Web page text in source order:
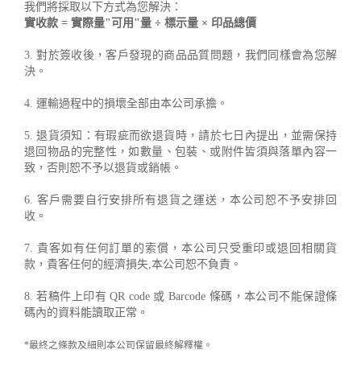
我們將採取以下方式為您解決：
實收款 = 實際量"可用"量 ÷ 標示量 × 印品總價
3. 對於簽收後，客戶發現的商品品質問題，我們同樣會為您解
決。
4. 運輸過程中的損壞全部由本公司承擔。
5. 退貨須知：有瑕疵而欲退貨時，請於七日內提出，並需保持
退回物品的完整性，如數量、包裝、或附件皆須與落單內容一
致，否則恕不予以退貨或銷帳。
6. 客戶需要自行安排所有退貨之運送，本公司恕不予安排回
收。
7. 貴客如有任何訂單的索償，本公司只受重印或退回相關貨
款，貴客任何的經濟損失,本公司恕不負責。
8. 若稿件上印有 QR code 或 Barcode 條碼，本公司不能保證條
碼內的資料能讀取正常。
*最終之條款及細則本公司保留最終解釋權。